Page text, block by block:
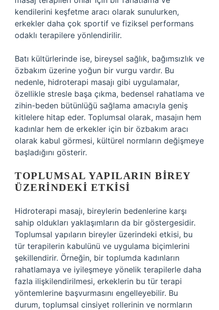
kendilerini keşfetme aracı olarak sunulurken,
erkekler daha çok sportif ve fiziksel performans
odaklı terapilere yönlendirilir.
Batı kültürlerinde ise, bireysel sağlık, bağımsızlık ve
özbakım üzerine yoğun bir vurgu vardır. Bu
nedenle, hidroterapi masajı gibi uygulamalar,
özellikle stresle başa çıkma, bedensel rahatlama ve
zihin-beden bütünlüğü sağlama amacıyla geniş
kitlelere hitap eder. Toplumsal olarak, masajın hem
kadınlar hem de erkekler için bir özbakım aracı
olarak kabul görmesi, kültürel normların değişmeye
başladığını gösterir.
TOPLUMSAL YAPILARIN BIREY
ÜZERINDEKI ETKISI
Hidroterapi masajı, bireylerin bedenlerine karşı
sahip oldukları yaklaşımların da bir göstergesidir.
Toplumsal yapıların bireyler üzerindeki etkisi, bu
tür terapilerin kabulünü ve uygulama biçimlerini
şekillendirir. Örneğin, bir toplumda kadınların
rahatlamaya ve iyileşmeye yönelik terapilerle daha
fazla ilişkilendirilmesi, erkeklerin bu tür terapi
yöntemlerine başvurmasını engelleyebilir. Bu
durum, toplumsal cinsiyet rollerinin ve normların